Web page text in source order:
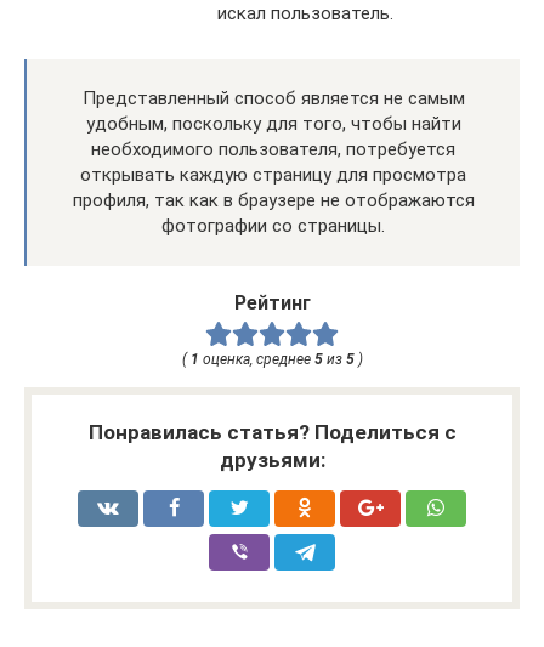
искал пользователь.
Представленный способ является не самым
удобным, поскольку для того, чтобы найти
необходимого пользователя, потребуется
открывать каждую страницу для просмотра
профиля, так как в браузере не отображаются
фотографии со страницы.
Рейтинг
( 1 оценка, среднее 5из 5)
Понравилась статья? Поделиться с
друзьями: